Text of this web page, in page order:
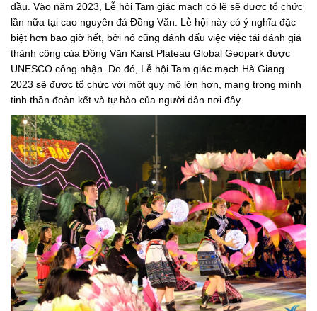
đầu. Vào năm 2023, Lễ hội Tam giác mạch có lẽ sẽ được tổ chức
lần nữa tại cao nguyên đá Đồng Văn. Lễ hội này có ý nghĩa đặc
biệt hơn bao giờ hết, bởi nó cũng đánh dấu việc việc tái đánh giá
thành công của Đồng Văn Karst Plateau Global Geopark được
UNESCO công nhận. Do đó, Lễ hội Tam giác mạch Hà Giang
2023 sẽ được tổ chức với một quy mô lớn hơn, mang trong mình
tinh thần đoàn kết và tự hào của người dân nơi đây.